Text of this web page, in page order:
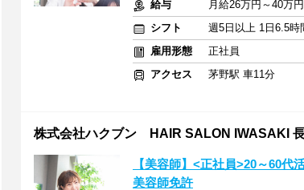
給与
月給26万円～40万
シフト
週5日以上 1日6.5
雇用形態
正社員
アクセス
茅野駅 車11分
株式会社ハクブン HAIR SALON IWASAKI
【美容師】<正社員>20～60
美容師免許